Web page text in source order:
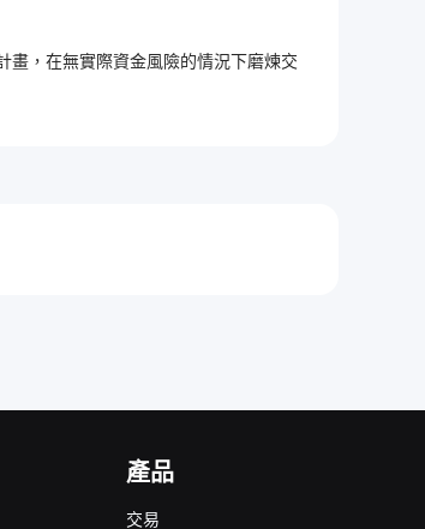
畫，在無實際資金風險的情況下磨煉交
產品
交易